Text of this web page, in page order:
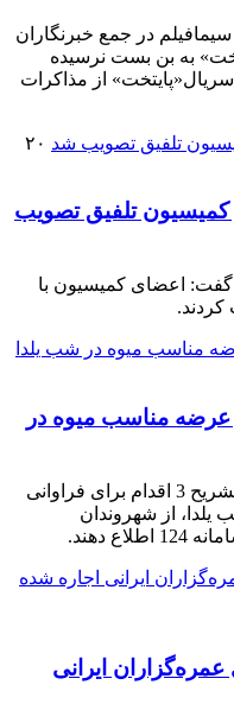
در جمع خبرنگاران
به بن بست نرسیده
از مذاکرات
۲۰
کمیسیون تلفیق تصویب
سخنگوی کمیسیون تلفیق بودجه 1403 گفت: اعضای کمیسیون با
و عرضه مناسب میوه در‌
مسئولان تأمین و تنظیم بازار میوه، با تشریح 3 اقدام برای فراوانی
از شهروندان
دهند.
عمره‌گزاران ایرانی